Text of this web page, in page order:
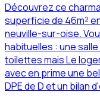
Découvrez ce
superficie de 46m²
neuville-sur-oise.
habituelles : une
toilettes mais Le
avec en prime une
DPE de D et un bilan